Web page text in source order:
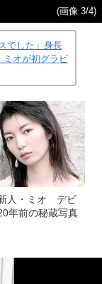
(画像 3/4)
でした」身長
ミオが初グラビ
人・ミオ デビ
年前の秘蔵写真